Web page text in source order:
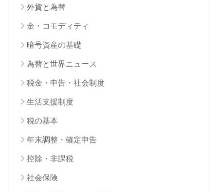
外貨と為替
金・コモディティ
暗号資産の基礎
為替と世界ニュース
税金・申告・社会制度
生活支援制度
税の基本
年末調整・確定申告
控除・非課税
社会保険